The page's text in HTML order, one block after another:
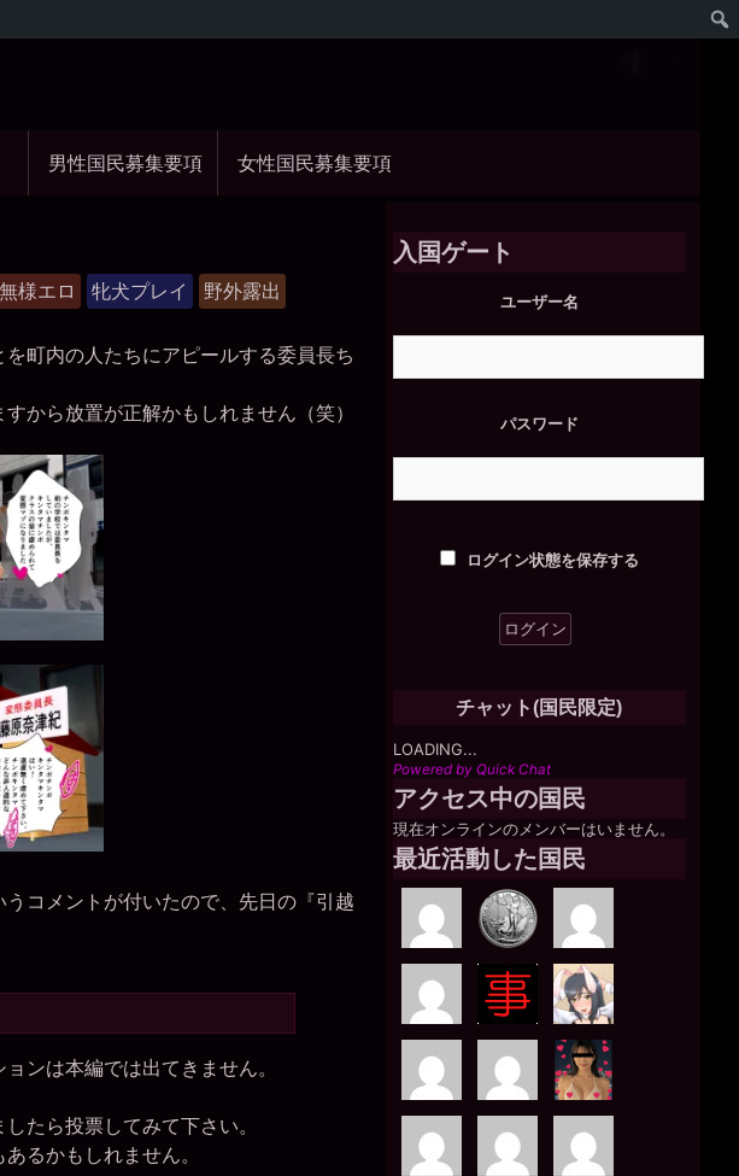
男性国民募集要項 女性国民募集要項
無様エロ 牝犬プレイ 野外露出
町内の人たちにアピールする委員長ち
から放置が正解かもしれません（笑）
コメントが付いたので、先日の『引越
ンは本編では出てきません。
たら投票してみて下さい。
るかもしれません。
入国ゲート
ユーザー名
パスワード
ログイン状態を保存する
チャット(国民限定)
LOADING...
Powered by Quick Chat
アクセス中の国民
現在オンラインのメンバーはいません。
最近活動した国民